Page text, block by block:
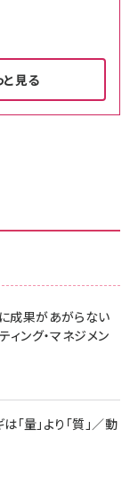
見る
号 No.2500増刊
ンタメの矜持／
No.2502[2026
た株式投資
5年 KLMEA128G
17 用 保護フィ
(6.3インチ) 対応
5年 KLMEA128G
ロゴ - クラ
C & USB-C
ナイトブラック)
成果があがらない
ング・マネジメン
量」より「質」／動